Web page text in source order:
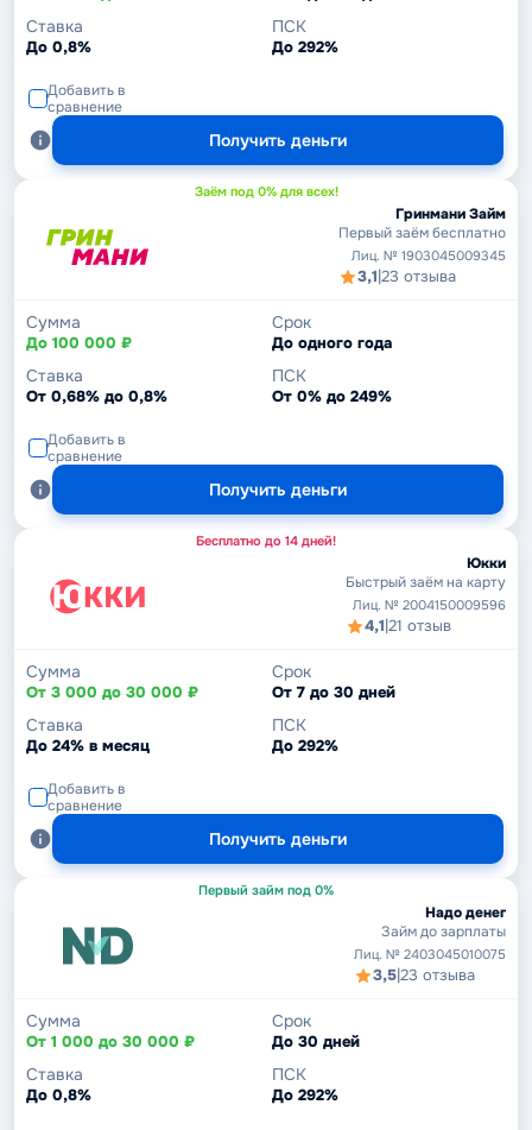
Ставка
До 0,8%
ПСК
До 292%
Добавить в
сравнение
Получить деньги
Заём под 0% для всех!
Гринмани Займ
Первый заём бесплатно
Лиц. № 1903045009345
3,1|23 отзыва
Сумма
До 100 000 ₽
Срок
До одного года
Ставка
От 0,68% до 0,8%
ПСК
От 0% до 249%
Добавить в
сравнение
Получить деньги
Бесплатно до 14 дней!
Юкки
Быстрый заём на карту
Лиц. № 2004150009596
4,1|21 отзыв
Сумма
От 3 000 до 30 000 ₽
Срок
От 7 до 30 дней
Ставка
До 24% в месяц
ПСК
До 292%
Добавить в
сравнение
Получить деньги
Первый займ под 0%
Надо денег
Займ до зарплаты
Лиц. № 2403045010075
3,5|23 отзыва
Сумма
От 1 000 до 30 000 ₽
Срок
До 30 дней
Ставка
До 0,8%
ПСК
До 292%